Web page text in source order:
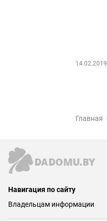
14.02.2019
Главная
Навигация по сайту
Владельцам информации